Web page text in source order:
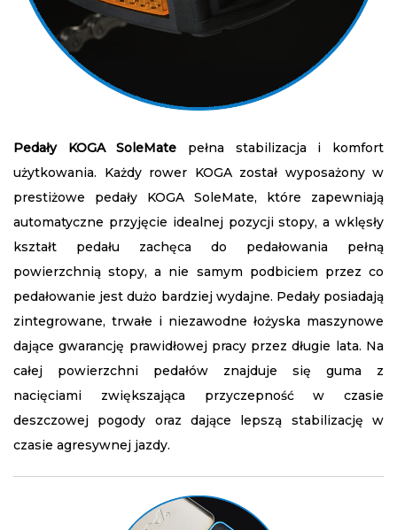
Pedały KOGA SoleMate pełna stabilizacja i komfort
użytkowania. Każdy rower KOGA został wyposażony w
prestiżowe pedały KOGA SoleMate, które zapewniają
automatyczne przyjęcie idealnej pozycji stopy, a wklęsły
kształt pedału zachęca do pedałowania pełną
powierzchnią stopy, a nie samym podbiciem przez co
pedałowanie jest dużo bardziej wydajne. Pedały posiadają
zintegrowane, trwałe i niezawodne łożyska maszynowe
dające gwarancję prawidłowej pracy przez długie lata. Na
całej powierzchni pedałów znajduje się guma z
nacięciami zwiększająca przyczepność w czasie
deszczowej pogody oraz dające lepszą stabilizację w
czasie agresywnej jazdy.